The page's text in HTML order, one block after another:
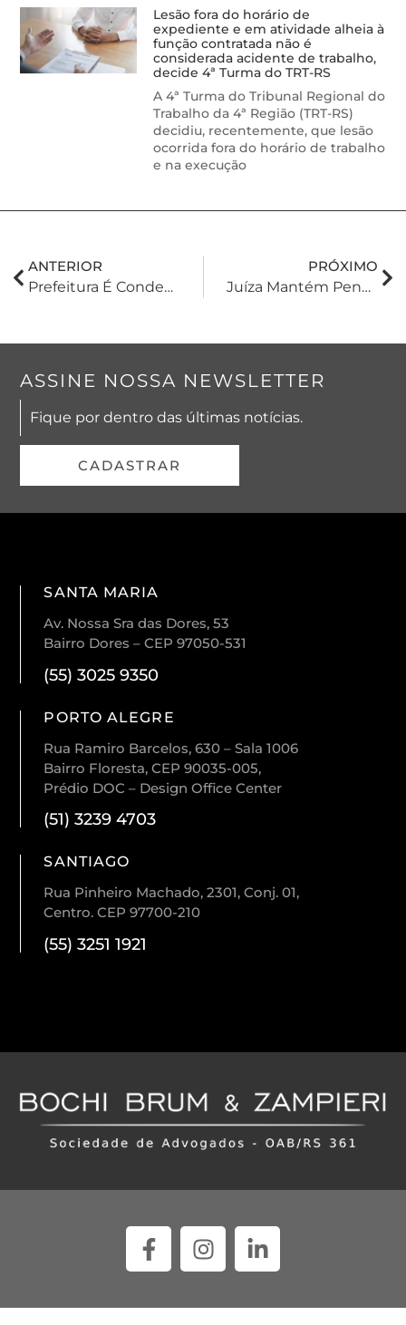
Lesão fora do horário de
expediente e em atividade alheia à
função contratada não é
considerada acidente de trabalho,
decide 4ª Turma do TRT-RS
A 4ª Turma do Tribunal Regional do
Trabalho da 4ª Região (TRT-RS)
decidiu, recentemente, que lesão
ocorrida fora do horário de trabalho
e na execução
ANTERIOR
Prefeitura É Condenada Por Vazamento De Dados Pessoais
PRÓXIMO
Juíza Mantém Penhora De Veículo Alienado Fiduciariamente
ASSINE NOSSA NEWSLETTER
Fique por dentro das últimas notícias.
CADASTRAR
SANTA MARIA
Av. Nossa Sra das Dores, 53
Bairro Dores – CEP 97050-531
(55) 3025 9350
PORTO ALEGRE
Rua Ramiro Barcelos, 630 – Sala 1006
Bairro Floresta, CEP 90035-005,
Prédio DOC – Design Office Center
(51) 3239 4703
SANTIAGO
Rua Pinheiro Machado, 2301, Conj. 01,
Centro. CEP 97700-210
(55) 3251 1921